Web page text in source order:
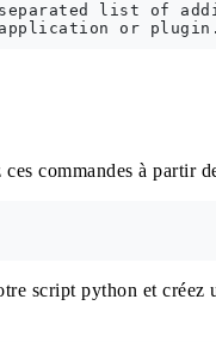
list of
commandes à partir
script python et créez